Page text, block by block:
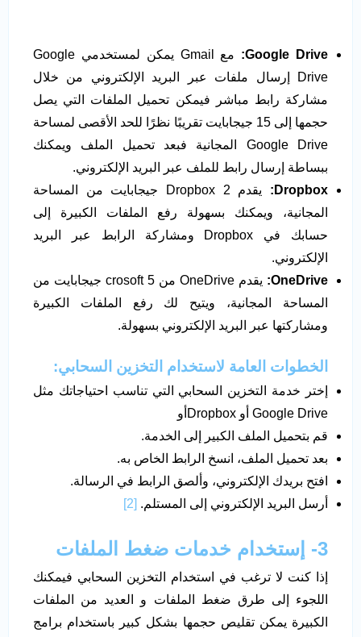
Google Drive:
مع Gmail يمكن لمستخدمي Google
Drive إرسال ملفات عبر البريد الإلكتروني من خلال
مشاركة رابط مباشر فيمكن تحميل الملفات التي يصل
حجمها إلى 15 جيجابايت تقريبًا نظرًا للحد الأقصى لمساحة
Google Drive المجانية فبعد تحميل الملف ويمكنك
ببساطة إرسال رابط للملف عبر البريد الإلكتروني.
Dropbox:
يقدم Dropbox 2 جيجابايت من المساحة
المجانية، ويمكنك بسهولة رفع الملفات الكبيرة إلى
حسابك في Dropbox ومشاركة الرابط عبر البريد
الإلكتروني.
OneDrive:
يقدم OneDrive من crosoft 5 جيجابايت من
المساحة المجانية، ويتيح لك رفع الملفات الكبيرة
ومشاركتها عبر البريد الإلكتروني بسهولة.
الخطوات العامة لاستخدام التخزين السحابي:
إختر خدمة التخزين السحابي التي تناسب احتياجاتك مثل
Google Drive أو Dropboxأو
قم بتحميل الملف الكبير إلى الخدمة.
بعد تحميل الملف، انسخ الرابط الخاص به.
افتح بريدك الإلكتروني، وألصق الرابط في الرسالة.
أرسل البريد الإلكتروني إلى المستلم.
3- إستخدام خدمات ضغط الملفات
إذا كنت لا ترغب في استخدام التخزين السحابي فيمكنك
اللجوء إلى طرق ضغط الملفات و العديد من الملفات
الكبيرة يمكن تقليص حجمها بشكل كبير باستخدام برامج